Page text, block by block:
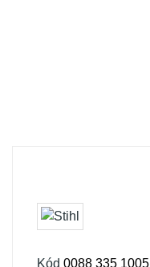
Kód 0088 335 1005